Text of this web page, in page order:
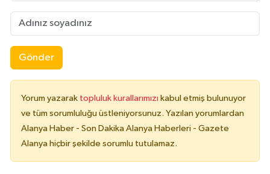
Gönder
Yorum yazarak topluluk kurallarımızı kabul etmiş bulunuyor
ve tüm sorumluluğu üstleniyorsunuz. Yazılan yorumlardan
Alanya Haber - Son Dakika Alanya Haberleri - Gazete
Alanya hiçbir şekilde sorumlu tutulamaz.